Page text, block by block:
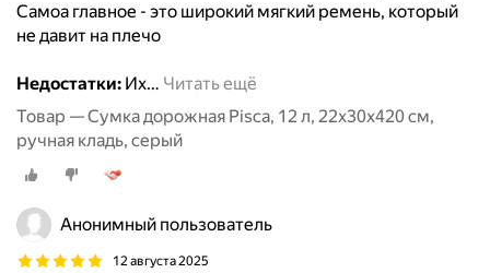
Самоа главное - это широкий мягкий ремень, который
не давит на плечо
Недостатки: Их… Читать ещё
Товар — Сумка дорожная Pisca, 12 л, 22х30х420 см,
ручная кладь, серый
Анонимный пользователь
12 августа 2025